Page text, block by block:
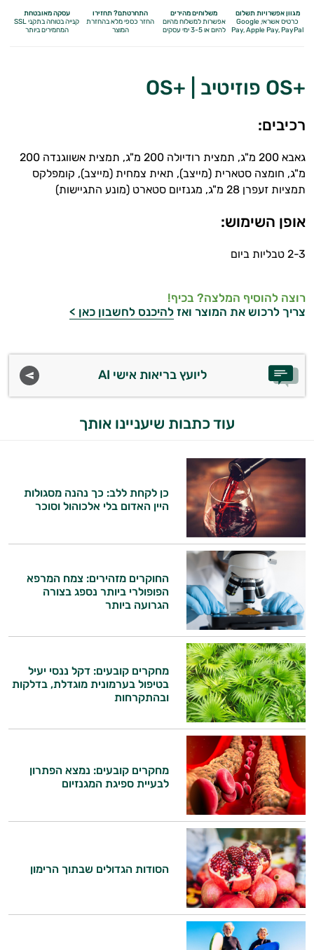
מגוון אפשרויות תשלום
כרטיס אשראי, Google
Pay,Apple Pay, PayPal
משלוחים מהירים
אפשרות למשלוח מהיום
להיום או 3-5 ימי עסקים
התחרטתם? תחזירו
החזר כספי מלאבהחזרת
המוצר
עסקה מאובטחת
קנייה בטוחה בתקני SSL
המחמירים ביותר
+OS פוזיטיב | +OS
רכיבים:
גאבא 200 מ"ג, תמצית רודיולה 200 מ"ג, תמצית אשווגנדה 200
מ"ג, חומצה סטארית (מייצב), תאית צמחית (מייצב), קומפלקס
תמציות זעפרן 28 מ"ג, מגנזיום סטארט (מונע התגיישות)
אופן השימוש:
2-3 טבליות ביום
רוצה להוסיף המלצה? בכיף!
צריך לרכוש את המוצר ואז להיכנס לחשבון כאן >
ליועץ בריאות אישי AI
עוד כתבות שיעניינו אותך
כן לקחת ללב: כך נהנה מסגולות
היין האדום בלי אלכוהול וסוכר
החוקרים מזהירים: צמח המרפא
הפופולרי ביותר נספג בצורה
הגרועה ביותר
מחקרים קובעים: דקל ננסי יעיל
בטיפול בערמונית מוגדלת, בדלקות
ובהתקרחות
מחקרים קובעים: נמצא הפתרון
לבעיית ספיגת המגנזיום
הסודות הגדולים שבתוך הרימון
היי,
אני יועץ הבריאות האישי AI של טבע בריא.
התשובות שלי מבוססות על מאגרי מידע קליניים
וספרות מקצועית בתחומי הרפואה הטבעית